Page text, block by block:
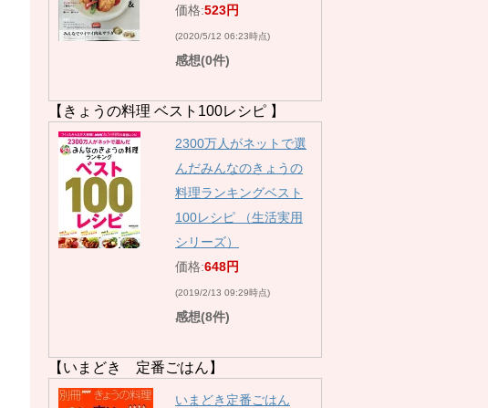
価格:523円
(2020/5/12 06:23時点)
感想(0件)
【きょうの料理 ベスト100レシピ 】
2300万人がネットで選
んだみんなのきょうの
料理ランキングベスト
100レシピ （生活実用
シリーズ）
価格:648円
(2019/2/13 09:29時点)
感想(8件)
【いまどき 定番ごはん】
いまどき定番ごはん